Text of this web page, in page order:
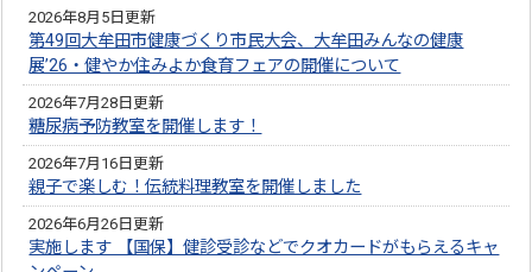
2026年8月5日更新
第49回大牟田市健康づくり市民大会、大牟田みんなの健康
展’26・健やか住みよか食育フェアの開催について
2026年7月28日更新
糖尿病予防教室を開催します！
2026年7月16日更新
親子で楽しむ！伝統料理教室を開催しました
2026年6月26日更新
実施します 【国保】健診受診などでクオカードがもらえるキャ